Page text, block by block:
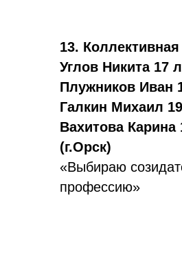
13.
Углов Никита 17
Плужников Иван
Галкин Михаил
Вахитова Карина
(г.Орск)
«Выбираю
профессию»